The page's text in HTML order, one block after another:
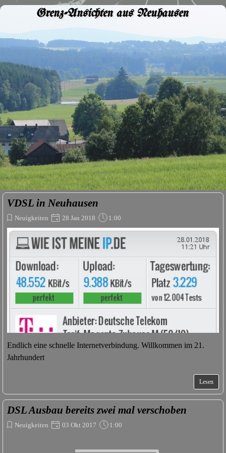
Grenz-Ansichten aus Neuhausen
VDSL in Neuhausen
Neuigkeiten 28 Jan 2018 1:00
Endlich eine schnelle Internetverbindung. Willkommen im 21.
Jahrhundert
Lesen
DSL Ausbau bereits zwei mal verschoben
Neuigkeiten 03 Okt 2017 1:00